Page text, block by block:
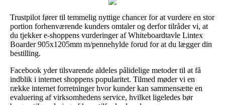
Trustpilot fører til temmelig nyttige chancer for at vurdere en stor
portion forhenværende kunders omtaler og derfor tilråder vi, at
du tjekker e-shoppens vurderinger af Whiteboardtavle Lintex
Boarder 905x1205mm m/pennehylde forud for at du lægger din
bestilling.
Facebook yder tilsvarende aldeles pålidelige metoder til at få
indblik i internet shoppens popularitet. Tilmed møder vi en
række internet forretninger hvor kunder kan sammensætte en
evaluering af virksomhedens service, hvilket ligeledes bør